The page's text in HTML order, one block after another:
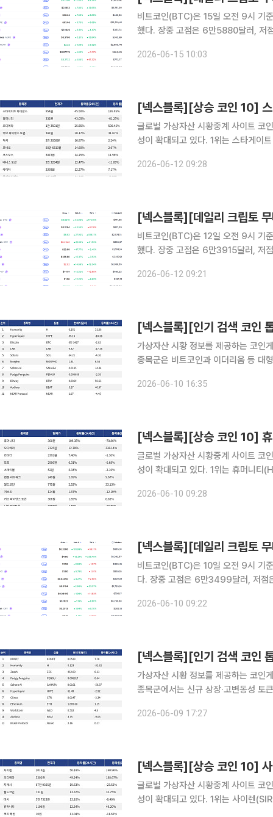
비트코인(BTC)은 15일 오전 9시 기
했다. 장중 고점은 6만5880달러, 저
를 보였다. 프라이버시 코인 지캐
2026-06-15 10:03
글로벌 가상자산 시황중계 사이트 코
성이 확대되고 있다. 1위는 스타게이트 파이낸스(STG)로, 24시간 동안 45.50% 상승했으며 7일
-61.25%를 기록했다. 3위는 오디에
2026-06-12 09:28
비트코인(BTC)은 12일 오전 9시 기
했다. 장중 고점은 6만3915달러, 저
리지 및 유동성 프로토콜 스타게이
2026-06-12 09:21
가상자산 시황 정보를 제공하는 코
종목군은 비트코인과 이더리움 등 대
액 순위 134위인 Humanity는 24시
2026-06-10 16:35
글로벌 가상자산 시황중계 사이트 코
성이 확대되고 있다. 1위는 휴머니티(H)로, 24시간 동안 109.35% 상승했으며 7일 기준
338.14% 상승했다. 3위는 라이터
2026-06-10 09:28
비트코인(BTC)은 10일 오전 9시 기
다. 장중 고점은 6만3499달러, 저점
인프라 프로젝트 휴머니티프로토콜
2026-06-10 09:22
가상자산 시황 정보를 제공하는 코
종목군에서는 신규 상장·고변동성 토
위 160위 종목이 검색 상단에 오르며
2026-06-09 17:27
글로벌 가상자산 시황중계 사이트 코
성이 확대되고 있다. 1위는 사이렌(SIREN)으로, 24시간 동안 50.18% 상승했으며 7일 기준